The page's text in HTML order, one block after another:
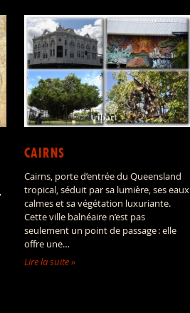
CAIRNS
Cairns, porte d’entrée du Queensland
tropical, séduit par sa lumière, ses eaux
calmes et sa végétation luxuriante.
Cette ville balnéaire n’est pas
seulement un point de passage : elle
offre une…
Lire la suite »